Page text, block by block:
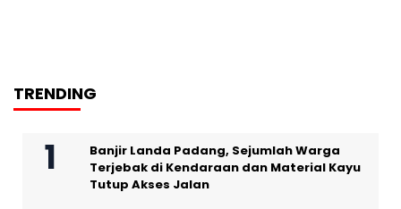
TRENDING
Banjir Landa Padang, Sejumlah Warga
Terjebak di Kendaraan dan Material Kayu
Tutup Akses Jalan